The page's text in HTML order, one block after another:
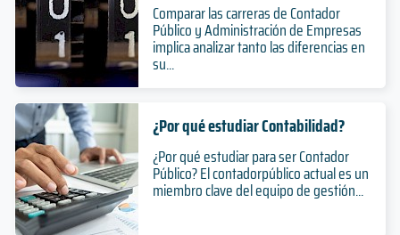
Comparar las carreras de Contador
Público y Administración de Empresas
implica analizar tanto las diferencias en
su...
¿Por qué estudiar Contabilidad?
¿Por qué estudiar para ser Contador
Público? El contadorpúblico actual es un
miembro clave del equipo de gestión...